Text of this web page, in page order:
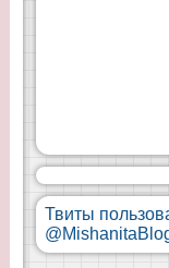
Твиты